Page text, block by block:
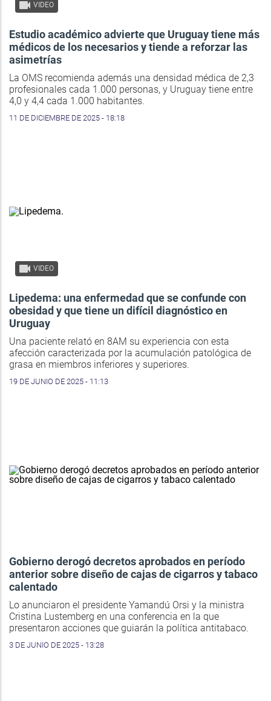
VIDEO
Estudio académico advierte que Uruguay tiene más
médicos de los necesarios y tiende a reforzar las
asimetrías
La OMS recomienda además una densidad médica de 2,3
profesionales cada 1.000 personas, y Uruguay tiene entre
4,0 y 4,4 cada 1.000 habitantes.
11 DE DICIEMBRE DE 2025 - 18:18
VIDEO
Lipedema: una enfermedad que se confunde con
obesidad y que tiene un difícil diagnóstico en
Uruguay
Una paciente relató en 8AM su experiencia con esta
afección caracterizada por la acumulación patológica de
grasa en miembros inferiores y superiores.
19 DE JUNIO DE 2025 - 11:13
Gobierno derogó decretos aprobados en período
anterior sobre diseño de cajas de cigarros y tabaco
calentado
Lo anunciaron el presidente Yamandú Orsi y la ministra
Cristina Lustemberg en una conferencia en la que
presentaron acciones que guiarán la política antitabaco.
3 DE JUNIO DE 2025 - 13:28